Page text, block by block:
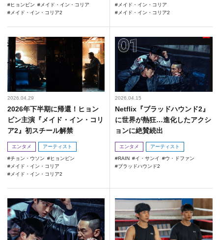
ヒョンビン
メイド・イン・コリア
メイド・イン・コリア2
メイド・イン・コリア
メイド・イン・コリア2
2026.04.29
2026年下半期に帰還！ヒョン
ビン主演『メイド・イン・コリ
ア2』初スチール解禁
エンタメ アーティスト
チョン・ウソン
ヒョンビン
メイド・イン・コリア
メイド・イン・コリア2
2026.04.15
Netflix『ブラッドハウンド2』
に世界が熱狂…進化したアクシ
ョンに絶賛続出
エンタメ アーティスト
RAIN イ・サンイ
ウ・ドファン
ブラッドハウンド2